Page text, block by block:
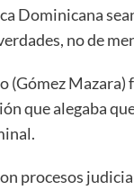
Dominicana
no de
(Gómez Mazara)
que alegaba
procesos